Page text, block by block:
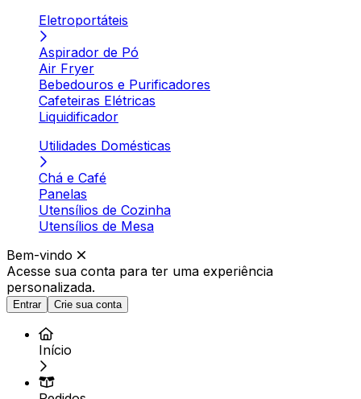
Eletroportáteis
Aspirador de Pó
Air Fryer
Bebedouros e Purificadores
Cafeteiras Elétricas
Liquidificador
Utilidades Domésticas
Chá e Café
Panelas
Utensílios de Cozinha
Utensílios de Mesa
Bem-vindo
Acesse sua conta para ter uma experiência
personalizada.
Entrar Crie sua conta
Início